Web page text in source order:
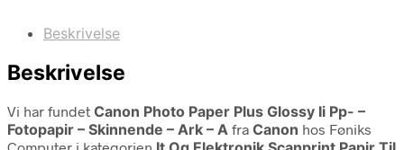
Beskrivelse
Beskrivelse
Vi har fundet Canon Photo Paper Plus Glossy Ii Pp- –
Fotopapir – Skinnende – Ark – A fra Canon hos Føniks